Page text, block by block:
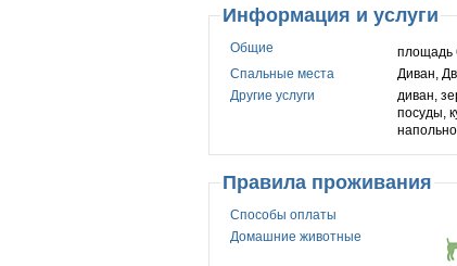
Информация и услуги
Общие площадь
Спальные места
Диван,
Другие услуги
диван,
посуды,
Правила проживания
Способы оплаты
Домашние животные